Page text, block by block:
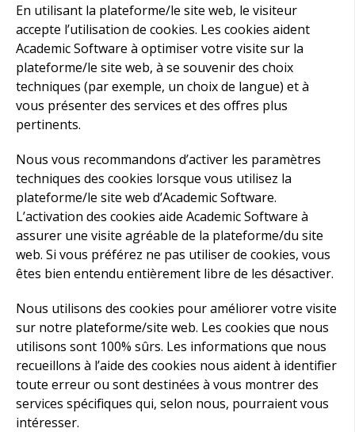
En utilisant la plateforme/le site web, le visiteur
accepte l’utilisation de cookies. Les cookies aident
Academic Software à optimiser votre visite sur la
plateforme/le site web, à se souvenir des choix
techniques (par exemple, un choix de langue) et à
vous présenter des services et des offres plus
pertinents.
Nous vous recommandons d’activer les paramètres
techniques des cookies lorsque vous utilisez la
plateforme/le site web d’Academic Software.
L’activation des cookies aide Academic Software à
assurer une visite agréable de la plateforme/du site
web. Si vous préférez ne pas utiliser de cookies, vous
êtes bien entendu entièrement libre de les désactiver.
Nous utilisons des cookies pour améliorer votre visite
sur notre plateforme/site web. Les cookies que nous
utilisons sont 100% sûrs. Les informations que nous
recueillons à l’aide des cookies nous aident à identifier
toute erreur ou sont destinées à vous montrer des
services spécifiques qui, selon nous, pourraient vous
intéresser.